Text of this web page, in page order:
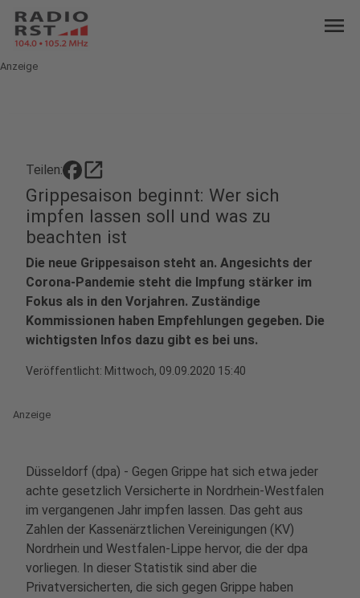
menu
Anzeige
Teilen: open_in_new
Grippesaison beginnt: Wer sich
impfen lassen soll und was zu
beachten ist
Die neue Grippesaison steht an. Angesichts der
Corona-Pandemie steht die Impfung stärker im
Fokus als in den Vorjahren. Zuständige
Kommissionen haben Empfehlungen gegeben. Die
wichtigsten Infos dazu gibt es bei uns.
Veröffentlicht: Mittwoch, 09.09.2020 15:40
Anzeige
Düsseldorf (dpa) - Gegen Grippe hat sich etwa jeder
achte gesetzlich Versicherte in Nordrhein-Westfalen
im vergangenen Jahr impfen lassen. Das geht aus
Zahlen der Kassenärztlichen Vereinigungen (KV)
Nordrhein und Westfalen-Lippe hervor, die der dpa
vorliegen. In dieser Statistik sind aber die
Privatversicherten, die sich gegen Grippe haben